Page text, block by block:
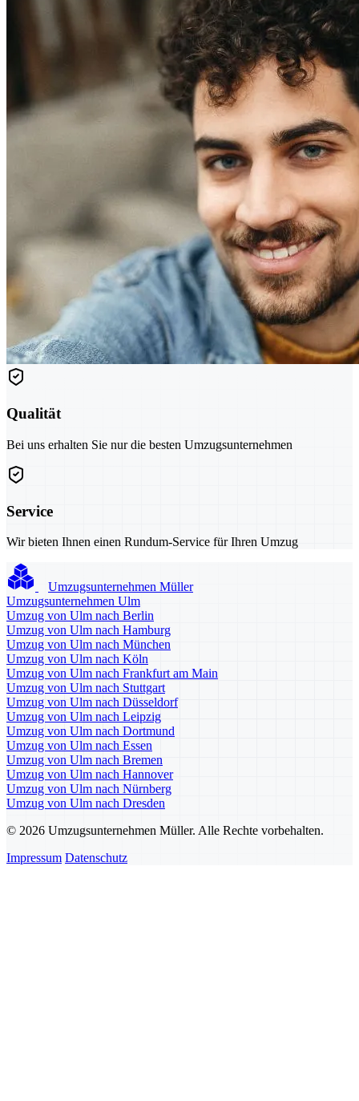
Qualität
Bei uns erhalten Sie nur die besten Umzugsunternehmen
Service
Wir bieten Ihnen einen Rundum-Service für Ihren Umzug
Umzugsunternehmen Müller
Umzugsunternehmen Ulm
Umzug von Ulm nach Berlin
Umzug von Ulm nach Hamburg
Umzug von Ulm nach München
Umzug von Ulm nach Köln
Umzug von Ulm nach Frankfurt am Main
Umzug von Ulm nach Stuttgart
Umzug von Ulm nach Düsseldorf
Umzug von Ulm nach Leipzig
Umzug von Ulm nach Dortmund
Umzug von Ulm nach Essen
Umzug von Ulm nach Bremen
Umzug von Ulm nach Hannover
Umzug von Ulm nach Nürnberg
Umzug von Ulm nach Dresden
© 2026 Umzugsunternehmen Müller. Alle Rechte vorbehalten.
Impressum Datenschutz